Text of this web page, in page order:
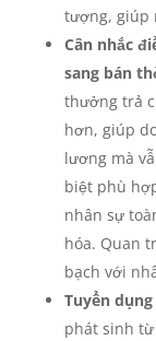
tượng, giúp
Cân nhắc
sang bán
thưởng trả
hơn, giúp
lương mà
biệt phù
nhân sự
hóa. Quan
bạch với
Tuyển
phát sinh từ